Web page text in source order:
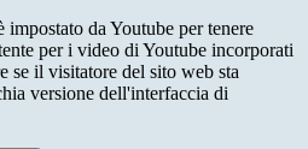
impostato da Youtube per tenere
per i video di Youtube incorporati
se il visitatore del sito web sta
versione dell'interfaccia di